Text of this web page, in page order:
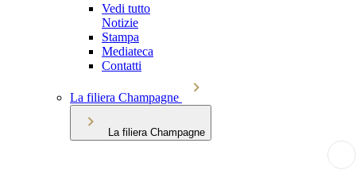
Vedi tutto
Notizie
Stampa
Mediateca
Contatti
La filiera Champagne
La filiera Champagne